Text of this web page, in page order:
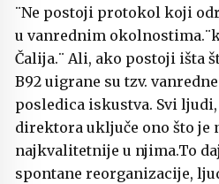
¨Ne postoji protokol koji
u vanrednim
Čalija.¨ Ali, ako postoji išta
B92 uigrane su tzv.
posledica iskustva. Svi
direktora uključe ono što je
najkvalitetnije u njima.To
spontane reorganizacije,